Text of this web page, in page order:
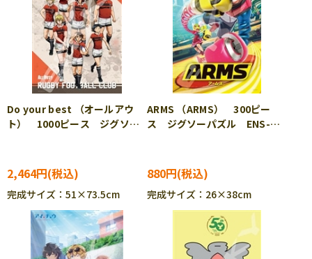
Do your best （オールアウ
ト） 1000ピース ジグソー
2,464円
完成サイズ：51×73.5cm
ARMS （ARMS） 300ピー
ス ジグソーパズル ENS-
880円
完成サイズ：26×38cm